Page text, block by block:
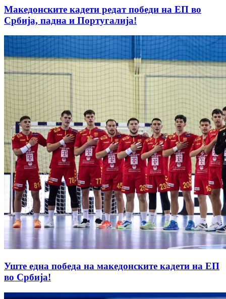
Македонските кадети редат победи на ЕП во
Србија, падна и Португалија!
Уште една победа на македонските кадети на ЕП
во Србија!